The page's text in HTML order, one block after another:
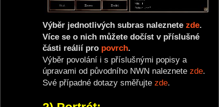
Výběr jednotlivých subras naleznetezde.
Více se o nich můžete dočíst v příslušné
části reálií pro povrch.
Výběr povolání i s příslušnými popisy a
úpravami od původního NWN naleznetezde.
Své případné dotazy směřujtezde.